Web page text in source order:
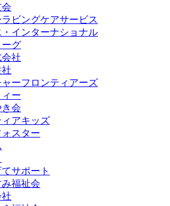
ビングケアサービス
インターナショナル
グ
社
ーフロンティアーズ
ー
会
アキッズ
スター
サポート
福祉会